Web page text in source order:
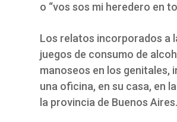
o “vos sos mi heredero en
Los relatos incorporados a
juegos de consumo de
manoseos en los genitales,
una oficina, en su casa, en
la provincia de Buenos Aires.